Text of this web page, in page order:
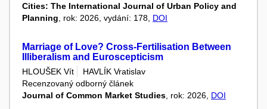
Cities: The International Journal of Urban Policy and
Planning , rok: 2026, vydání: 178, DOI
Marriage of Love? Cross-Fertilisation Between
Illiberalism and Euroscepticism
HLOUŠEK Vít
HAVLÍK Vratislav
Recenzovaný odborný článek
Journal of Common Market Studies , rok: 2026, DOI